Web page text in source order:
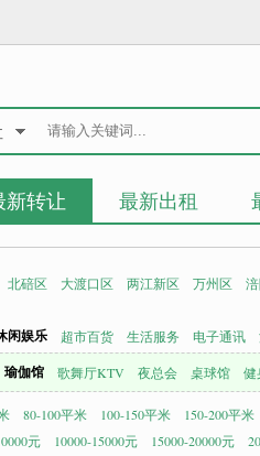
新转让 最新出租
北碚区 大渡口区 两江新区 万州区
闲娱乐 超市百货 生活服务 电子通讯
瑜伽馆 歌舞厅KTV 夜总会 桌球馆 健
80-100平米 100-150平米 150-200平米
元 10000-15000元 15000-20000元